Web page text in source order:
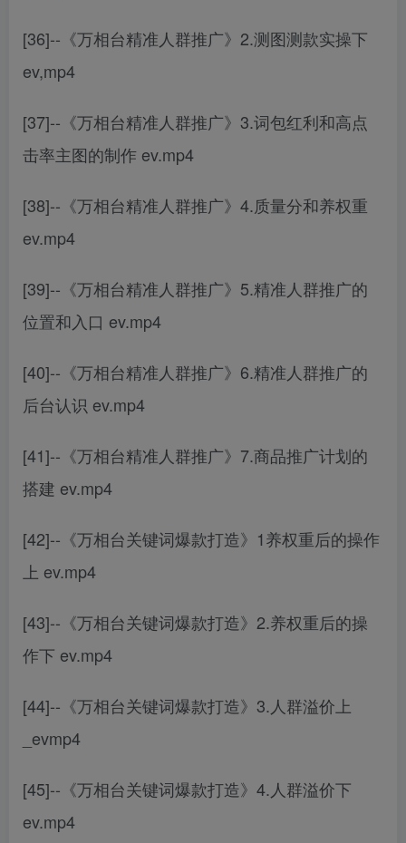
[36]--《万相台精准人群推广》2.测图测款实操下
ev,mp4
[37]--《万相台精准人群推广》3.词包红利和高点
击率主图的制作 ev.mp4
[38]--《万相台精准人群推广》4.质量分和养权重
ev.mp4
[39]--《万相台精准人群推广》5.精准人群推广的
位置和入口 ev.mp4
[40]--《万相台精准人群推广》6.精准人群推广的
后台认识 ev.mp4
[41]--《万相台精准人群推广》7.商品推广计划的
搭建 ev.mp4
[42]--《万相台关键词爆款打造》1养权重后的操作
上 ev.mp4
[43]--《万相台关键词爆款打造》2.养权重后的操
作下 ev.mp4
[44]--《万相台关键词爆款打造》3.人群溢价上
_evmp4
[45]--《万相台关键词爆款打造》4.人群溢价下
ev.mp4